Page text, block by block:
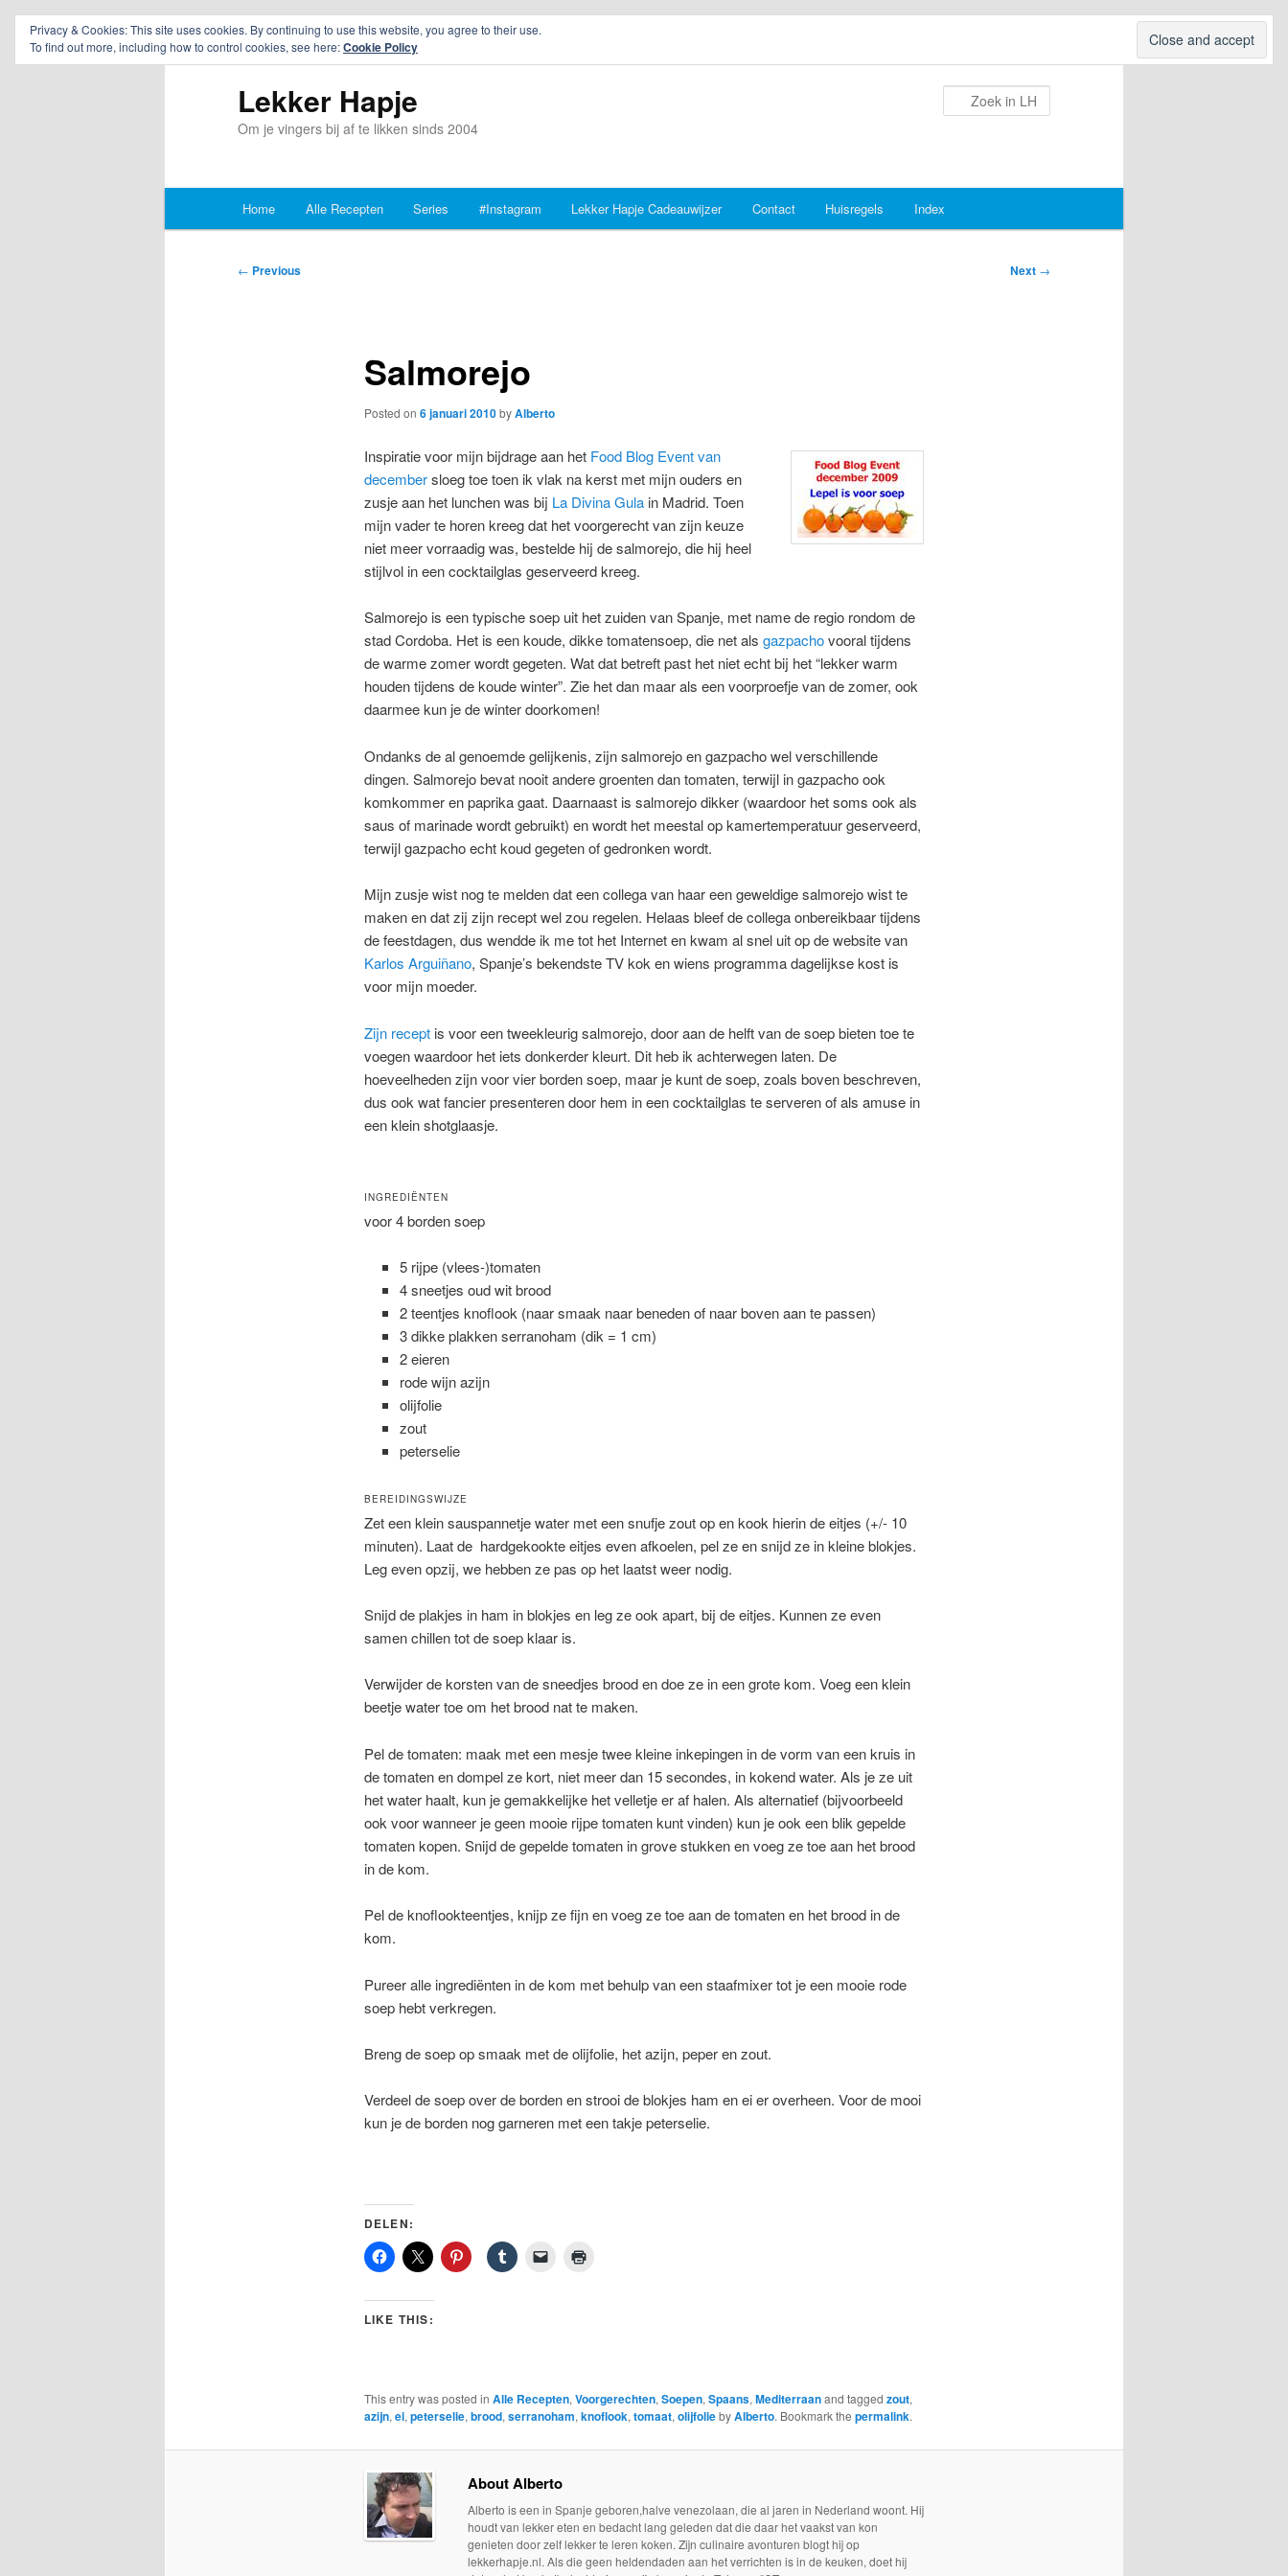
Lekker Hapje
Om je vingers bij af te likken sinds 2004
Skip
Skip
Home Alle Recepten Series #Instagram Lekker Hapje Cadeauwijzer Contact Huisregels Index
Post
← Previous Next →
Salmorejo
Posted on 6 januari 2010byAlberto
Inspiratie voor mijn bijdrage aan het Food Blog Event van
decembersloeg toe toen ik vlak na kerst met mijn ouders en
zusje aan het lunchen was bij La Divina Gulain Madrid. Toen
mijn vader te horen kreeg dat het voorgerecht van zijn keuze
niet meer vorraadig was, bestelde hij de salmorejo, die hij heel
stijlvol in een cocktailglas geserveerd kreeg.
Salmorejo is een typische soep uit het zuiden van Spanje, met name de regio rondom de
stad Cordoba. Het is een koude, dikke tomatensoep, die net als gazpachovooral tijdens
de warme zomer wordt gegeten. Wat dat betreft past het niet echt bij het “lekker warm
houden tijdens de koude winter”. Zie het dan maar als een voorproefje van de zomer, ook
daarmee kun je de winter doorkomen!
Ondanks de al genoemde gelijkenis, zijn salmorejo en gazpacho wel verschillende
dingen. Salmorejo bevat nooit andere groenten dan tomaten, terwijl in gazpacho ook
komkommer en paprika gaat. Daarnaast is salmorejo dikker (waardoor het soms ook als
saus of marinade wordt gebruikt) en wordt het meestal op kamertemperatuur geserveerd,
terwijl gazpacho echt koud gegeten of gedronken wordt.
Mijn zusje wist nog te melden dat een collega van haar een geweldige salmorejo wist te
maken en dat zij zijn recept wel zou regelen. Helaas bleef de collega onbereikbaar tijdens
de feestdagen, dus wendde ik me tot het Internet en kwam al snel uit op de website van
Karlos Arguiñano, Spanje’s bekendste TV kok en wiens programma dagelijkse kost is
voor mijn moeder.
Zijn receptis voor een tweekleurig salmorejo, door aan de helft van de soep bieten toe te
voegen waardoor het iets donkerder kleurt. Dit heb ik achterwegen laten. De
hoeveelheden zijn voor vier borden soep, maar je kunt de soep, zoals boven beschreven,
dus ook wat fancier presenteren door hem in een cocktailglas te serveren of als amuse in
een klein shotglaasje.
INGREDIËNTEN
voor 4 borden soep
5 rijpe (vlees-)tomaten
4 sneetjes oud wit brood
2 teentjes knoflook (naar smaak naar beneden of naar boven aan te passen)
3 dikke plakken serranoham (dik = 1 cm)
2 eieren
rode wijn azijn
olijfolie
zout
peterselie
BEREIDINGSWIJZE
Zet een klein sauspannetje water met een snufje zout op en kook hierin de eitjes (+/- 10
minuten). Laat de hardgekookte eitjes even afkoelen, pel ze en snijd ze in kleine blokjes.
Leg even opzij, we hebben ze pas op het laatst weer nodig.
Snijd de plakjes in ham in blokjes en leg ze ook apart, bij de eitjes. Kunnen ze even
samen chillen tot de soep klaar is.
Verwijder de korsten van de sneedjes brood en doe ze in een grote kom. Voeg een klein
beetje water toe om het brood nat te maken.
Pel de tomaten: maak met een mesje twee kleine inkepingen in de vorm van een kruis in
de tomaten en dompel ze kort, niet meer dan 15 secondes, in kokend water. Als je ze uit
het water haalt, kun je gemakkelijke het velletje er af halen. Als alternatief (bijvoorbeeld
ook voor wanneer je geen mooie rijpe tomaten kunt vinden) kun je ook een blik gepelde
tomaten kopen. Snijd de gepelde tomaten in grove stukken en voeg ze toe aan het brood
in de kom.
Pel de knoflookteentjes, knijp ze fijn en voeg ze toe aan de tomaten en het brood in de
kom.
Pureer alle ingrediënten in de kom met behulp van een staafmixer tot je een mooie rode
soep hebt verkregen.
Breng de soep op smaak met de olijfolie, het azijn, peper en zout.
Verdeel de soep over de borden en strooi de blokjes ham en ei er overheen. Voor de mooi
kun je de borden nog garneren met een takje peterselie.
DELEN:
LIKE THIS:
This entry was posted in Alle Recepten, Voorgerechten, Soepen, Spaans, Mediterraanand tagged zout,
azijn, ei, peterselie, brood, serranoham, knoflook, tomaat, olijfoliebyAlberto. Bookmark the permalink.
About Alberto
Alberto is een in Spanje geboren,halve venezolaan, die al jaren in Nederland woont. Hij
houdt van lekker eten en bedacht lang geleden dat die daar het vaakst van kon
genieten door zelf lekker te leren koken. Zijn culinaire avonturen blogt hij op
lekkerhapje.nl. Als die geen heldendaden aan het verrichten is in de keuken, doet hij
Privacy & Cookies: This site uses cookies. By continuing to use this website, you agree to their use.
To find out more, including how to control cookies, see here:Cookie Policy